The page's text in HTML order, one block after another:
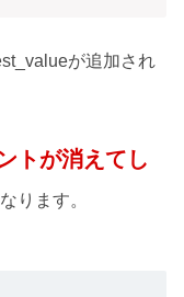
が追加され
トが消えてし
ります。